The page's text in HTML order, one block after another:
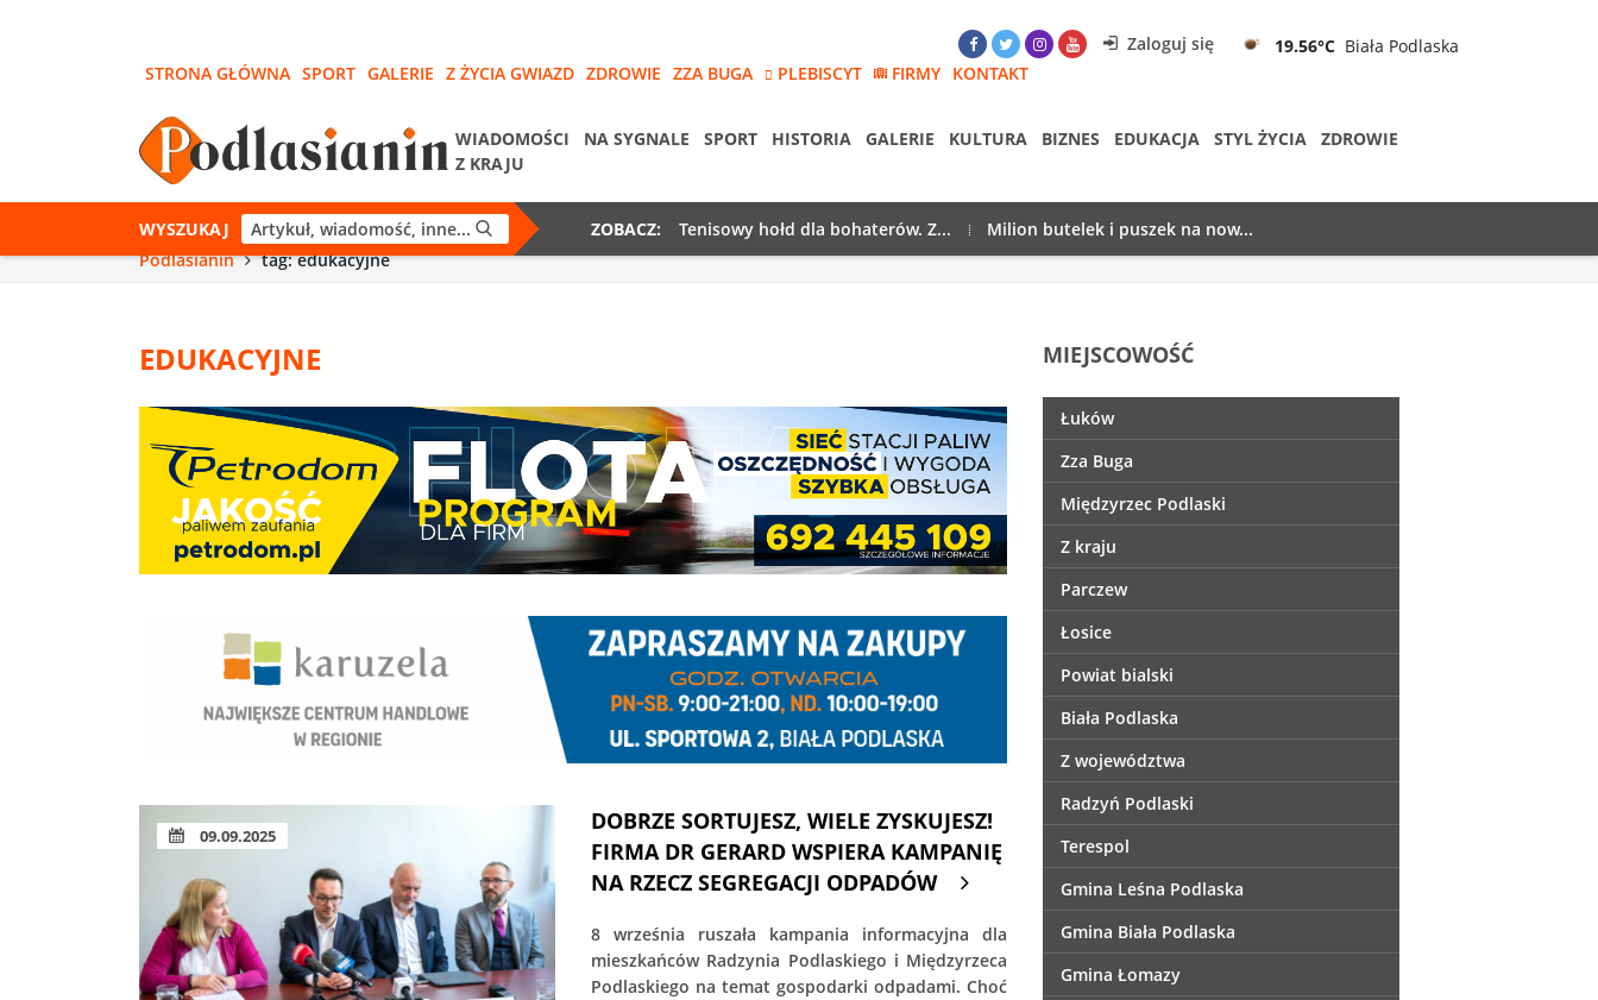
Zaloguj się 19.56°C Biała Podlaska
STRONA GŁÓWNA SPORT GALERIE Z ŻYCIA GWIAZD ZDROWIE ZZA BUGA PLEBISCYT FIRMY KONTAKT
WIADOMOŚCI NA SYGNALE SPORT HISTORIA GALERIE KULTURA BIZNES EDUKACJA STYL ŻYCIA
ZDROWIE
Z KRAJU
WYSZUKAJ ZOBACZ: Tenisowy hołd dla bohaterów. Z...
Milion butelek i puszek na now...
Podlasianin
tag: edukacyjne
EDUKACYJNE
09.09.2025
DOBRZE SORTUJESZ, WIELE ZYSKUJESZ!
FIRMA DR GERARD WSPIERA KAMPANIĘ
NA RZECZ SEGREGACJI ODPADÓW
8 września ruszała kampania informacyjna dla
mieszkańców Radzynia Podlaskiego i Międzyrzeca
Podlaskiego na temat gospodarki odpadami. Choć
MIEJSCOWOŚĆ
Łuków
Zza Buga
Międzyrzec Podlaski
Z kraju
Parczew
Łosice
Powiat bialski
Biała Podlaska
Z województwa
Radzyń Podlaski
Terespol
Gmina Leśna Podlaska
Gmina Biała Podlaska
Gmina Łomazy